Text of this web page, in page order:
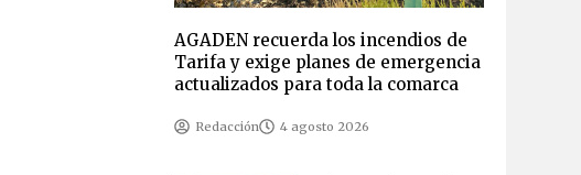
AGADEN recuerda los incendios de
Tarifa y exige planes de emergencia
actualizados para toda la comarca
Redacción 4 agosto 2026